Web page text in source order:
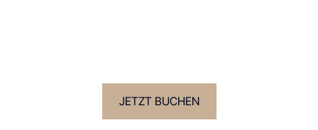
JETZT BUCHEN